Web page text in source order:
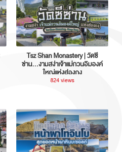
Tsz Shan Monastery | วัดซี
ซ่าน…งามสง่าเจ้าแม่กวนอิมองค์
ใหญ่แห่งฮ่องกง
824 views